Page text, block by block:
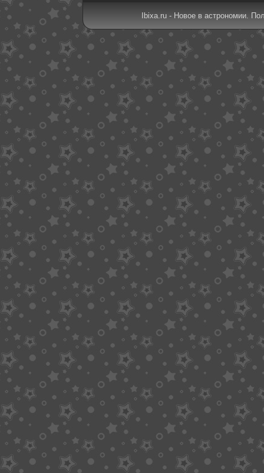
Ibixa.ru - Новое в астрономии.